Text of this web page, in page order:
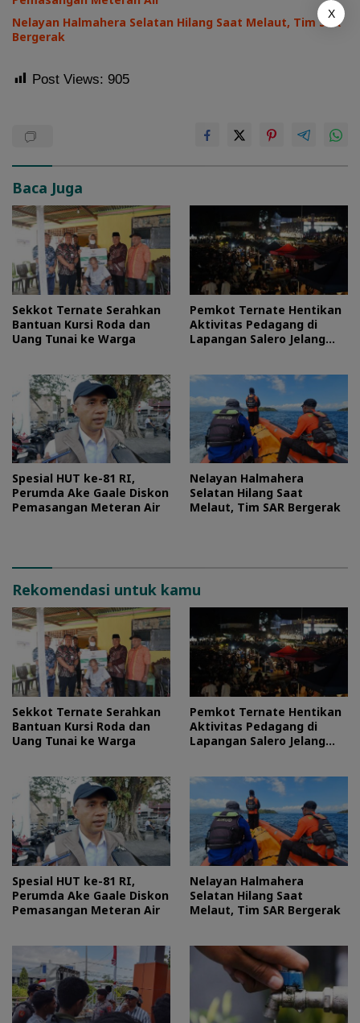
Nelayan Halmahera Selatan Hilang Saat Melaut, Tim SAR
Bergerak
Post Views: 905
Baca Juga
Sekkot Ternate Serahkan
Bantuan Kursi Roda dan
Uang Tunai ke Warga
Pemkot Ternate Hentikan
Aktivitas Pedagang di
Lapangan Salero Jelang
Spesial HUT ke-81 RI,
Perumda Ake Gaale Diskon
Pemasangan Meteran Air
Nelayan Halmahera
Selatan Hilang Saat
Melaut, Tim SAR Bergerak
Rekomendasi untuk kamu
Sekkot Ternate Serahkan
Bantuan Kursi Roda dan
Uang Tunai ke Warga
Pemkot Ternate Hentikan
Aktivitas Pedagang di
Lapangan Salero Jelang
Spesial HUT ke-81 RI,
Perumda Ake Gaale Diskon
Pemasangan Meteran Air
Nelayan Halmahera
Selatan Hilang Saat
Melaut, Tim SAR Bergerak
X